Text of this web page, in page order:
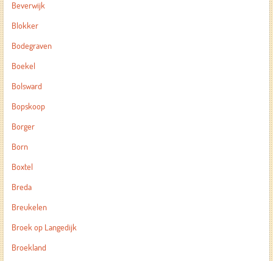
Beverwijk
Blokker
Bodegraven
Boekel
Bolsward
Bopskoop
Borger
Born
Boxtel
Breda
Breukelen
Broek op Langedijk
Broekland